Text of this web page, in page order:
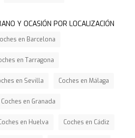
Y OCASIÓN POR LOCALIZACIÓN
en Barcelona
en Tarragona
en Sevilla Coches en Málaga
Coches en Granada
en Huelva Coches en Cádiz